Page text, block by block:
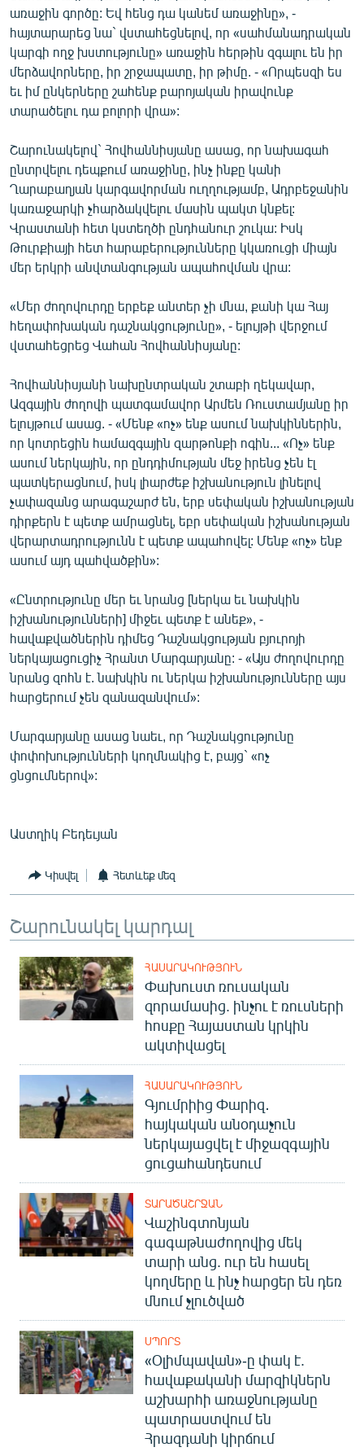
English
Русский
ՀԵՏԵՎԵՔ ՄԵԶ
«Ազատության» բոլոր կայքերը
առաջին գործը: Եվ հենց դա կանեմ առաջինը», -
հայտարարեց նա` վստահեցնելով, որ «սահմանադրական
կարգի ողջ խստությունը» առաջին հերթին զգալու են իր
մերձավորները, իր շրջապատը, իր թիմը. - «Որպեսզի ես
եւ իմ ընկերները շահենք բարոյական իրավունք
տարածելու դա բոլորի վրա»:
Շարունակելով` Հովհաննիսյանը ասաց, որ նախագահ
ընտրվելու դեպքում առաջինը, ինչ ինքը կանի
Ղարաբաղյան կարգավորման ուղղությամբ, Ադրբեջանին
կառաջարկի չհարձակվելու մասին պակտ կնքել:
Վրաստանի հետ կստեղծի ընդհանուր շուկա: Իսկ
Թուրքիայի հետ հարաբերությունները կկառուցի միայն
մեր երկրի անվտանգության ապահովման վրա:
«Մեր ժողովուրդը երբեք անտեր չի մնա, քանի կա Հայ
հեղափոխական դաշնակցությունը», - ելույթի վերջում
վստահեցրեց Վահան Հովհաննիսյանը:
Հովհաննիսյանի նախընտրական շտաբի ղեկավար,
Ազգային ժողովի պատգամավոր Արմեն Ռուստամյանը իր
ելույթում ասաց. - «Մենք «ոչ» ենք ասում նախկիններին,
որ կոտրեցին համազգային զարթոնքի ոգին... «Ոչ» ենք
ասում ներկային, որ ընդդիմության մեջ իրենց չեն էլ
պատկերացնում, իսկ լիարժեք իշխանություն լինելով
չափազանց արագաշարժ են, երբ սեփական իշխանության
դիրքերն է պետք ամրացնել, եբր սեփական իշխանության
վերարտադրությունն է պետք ապահովել: Մենք «ոչ» ենք
ասում այդ պահվածքին»:
«Ընտրությունը մեր եւ նրանց [ներկա եւ նախկին
իշխանությունների] միջեւ պետք է անեք», -
հավաքվածներին դիմեց Դաշնակցության բյուրոյի
ներկայացուցիչ Հրանտ Մարգարյանը: - «Այս ժողովուրդը
նրանց զոհն է. նախկին ու ներկա իշխանությունները այս
հարցերում չեն զանազանվում»:
Մարգարյանը ասաց նաեւ, որ Դաշնակցությունը
փոփոխությունների կողմնակից է, բայց` «ոչ
ցնցումներով»:
Աստղիկ Բեդեւյան
Կիսվել Հետևեք մեզ
Շարունակել կարդալ
ՀԱՍԱՐԱԿՈՒԹՅՈՒՆ
Փախուստ ռուսական
զորամասից. ինչու է ռուսների
հոսքը Հայաստան կրկին
ակտիվացել
ՀԱՍԱՐԱԿՈՒԹՅՈՒՆ
Գյումրիից Փարիզ․
հայկական անօդաչուն
ներկայացվել է միջազգային
ցուցահանդեսում
ՏԱՐԱԾԱՇՐՋԱՆ
Վաշինգտոնյան
գագաթնաժողովից մեկ
տարի անց. ուր են հասել
կողմերը և ինչ հարցեր են դեռ
մնում չլուծված
ՍՊՈՐՏ
«Օլիմպավան»-ը փակ է.
հավաքականի մարզիկներն
աշխարհի առաջնությանը
պատրաստվում են
Հրազդանի կիրճում